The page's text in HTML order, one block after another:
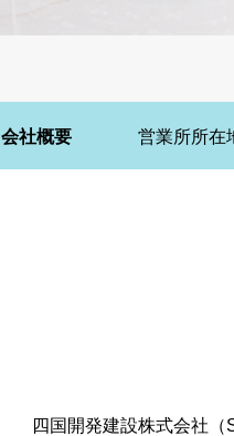
会社概要 営業所所在
四国開発建設株式会社（